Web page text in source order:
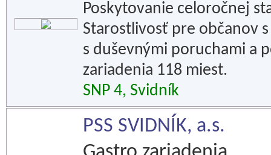
Poskytovanie celoročnej
Starostlivosť pre občanov
s duševnými poruchami a
zariadenia 118 miest.
SNP 4, Svidník
PSS SVIDNÍK, a.s.